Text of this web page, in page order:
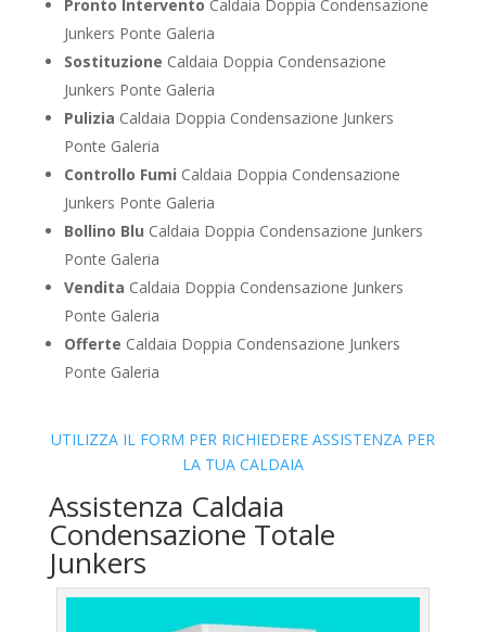
Pronto Intervento Caldaia Doppia Condensazione
Junkers Ponte Galeria
Sostituzione Caldaia Doppia Condensazione
Junkers Ponte Galeria
Pulizia Caldaia Doppia Condensazione Junkers
Ponte Galeria
Controllo Fumi Caldaia Doppia Condensazione
Junkers Ponte Galeria
Bollino Blu Caldaia Doppia Condensazione Junkers
Ponte Galeria
Vendita Caldaia Doppia Condensazione Junkers
Ponte Galeria
Offerte Caldaia Doppia Condensazione Junkers
Ponte Galeria
UTILIZZA IL FORM PER RICHIEDERE ASSISTENZA PER
LA TUA CALDAIA
Assistenza Caldaia
Condensazione Totale
Junkers